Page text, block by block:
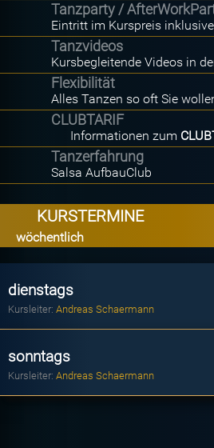
Tanzparty /
Eintritt im Kurspreis inklusive
Tanzvideos
Kursbegleitende Videos in
Flexibilität
Alles Tanzen so oft Sie
CLUBTARIF
Informationen zum
Tanzerfahrung
Salsa AufbauClub
KURSTERMINE
wöchentlich
dienstags
Kursleiter: Andreas Schaermann
sonntags
Kursleiter: Andreas Schaermann